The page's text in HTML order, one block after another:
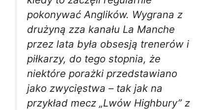
pokonywać Anglików. Wygrana z
drużyną zza kanału La Manche
przez lata była obsesją trenerów i
piłkarzy, do tego stopnia, że
niektóre porażki przedstawiano
jako zwycięstwa – tak jak na
przykład mecz „Lwów Highbury” z